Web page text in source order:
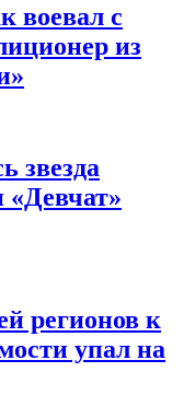
воевал с
из
звезда
«Девчат»
регионов к
упал на